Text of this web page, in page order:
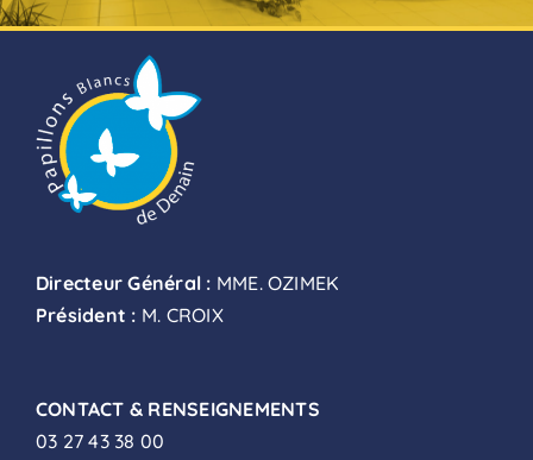
Directeur Général : MME. OZIMEK
Président : M. CROIX
CONTACT & RENSEIGNEMENTS
03 27 43 38 00